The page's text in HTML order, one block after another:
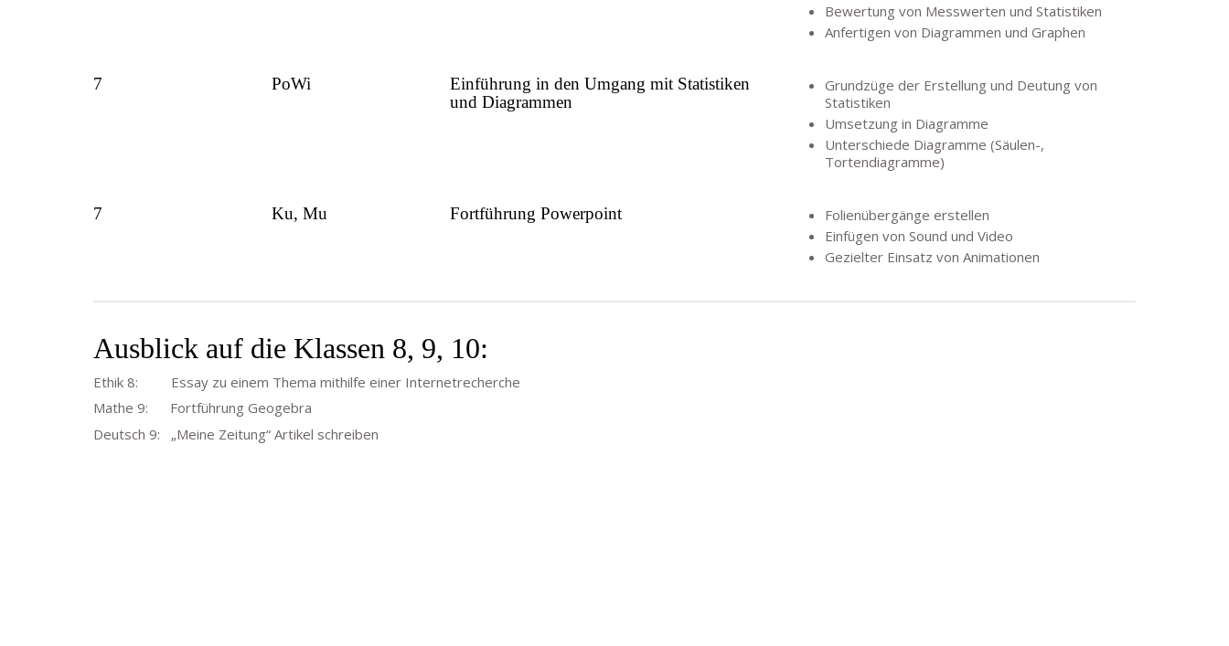
Bewertung von Messwerten und Statistiken
Anfertigen von Diagrammen und Graphen
7 PoWi
Einführung in den Umgang mit Statistiken
und Diagrammen
Grundzüge der Erstellung und Deutung von
Statistiken
Umsetzung in Diagramme
Unterschiede Diagramme (Säulen-,
Tortendiagramme)
7 Ku, Mu Fortführung Powerpoint
Folienübergänge erstellen
Einfügen von Sound und Video
Gezielter Einsatz von Animationen
Ausblick auf die Klassen 8, 9, 10:
Ethik 8: Essay zu einem Thema mithilfe einer Internetrecherche
Mathe 9: Fortführung Geogebra
Deutsch 9: „Meine Zeitung“ Artikel schreiben